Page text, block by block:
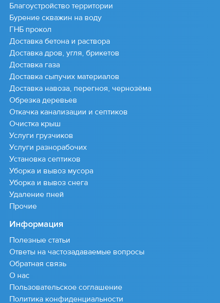
Благоустройство территории
Бурение скважин на воду
ГНБ прокол
Доставка бетона и раствора
Доставка дров, угля, брикетов
Доставка газа
Доставка сыпучих материалов
Доставка навоза, перегноя, чернозёма
Обрезка деревьев
Откачка канализации и септиков
Очистка крыш
Услуги грузчиков
Услуги разнорабочих
Установка септиков
Уборка и вывоз мусора
Уборка и вывоз снега
Удаление пней
Прочие
Информация
Полезные статьи
Ответы на частозадаваемые вопросы
Обратная связь
О нас
Пользовательское соглашение
Политика конфиденциальности